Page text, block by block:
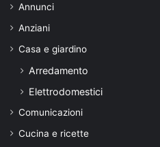
Annunci
Anziani
Casa e giardino
Arredamento
Elettrodomestici
Comunicazioni
Cucina e ricette